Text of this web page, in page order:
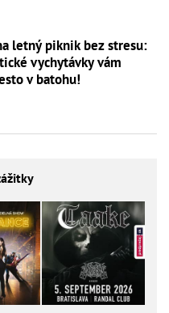
letný piknik bez stresu:
vychytávky vám
v batohu!